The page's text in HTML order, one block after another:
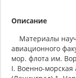
Описание
Материалы
авиационного
мор. флота им.
I. Военно-